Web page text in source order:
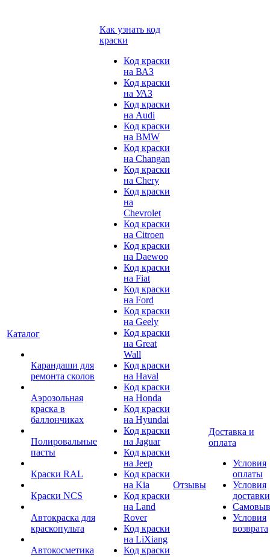
Каталог
Карандаши для
ремонта сколов
Аэрозольная
краска в
баллончиках
Полировальные
пасты
Краски RAL
Краски NCS
Автокраска для
краскопульта
Автокосметика
Как узнать код
краски
Код краски
на ВАЗ
Код краски
на УАЗ
Код краски
на Audi
Код краски
на BMW
Код краски
на Changan
Код краски
на Chery
Код краски
на
Chevrolet
Код краски
на Citroen
Код краски
на Daewoo
Код краски
на Fiat
Код краски
на Ford
Код краски
на Geely
Код краски
на Great
Wall
Код краски
на Haval
Код краски
на Honda
Код краски
на Hyundai
Код краски
на Jaguar
Код краски
на Jeep
Код краски
на Kia
Код краски
на Land
Rover
Код краски
на LiXiang
Код краски
Отзывы
Доставка и
оплата
Условия
оплаты
Условия
доставки
Условия
возврата